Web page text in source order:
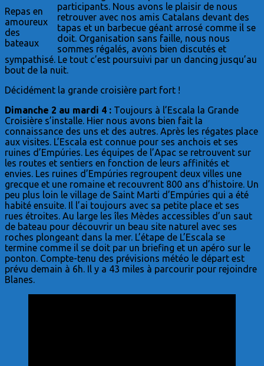
Repas en
amoureux
des
bateaux
participants. Nous avons le plaisir de nous
retrouver avec nos amis Catalans devant des
tapas et un barbecue géant arrosé comme il se
doit. Organisation sans faille, nous nous
sommes régalés, avons bien discutés et
sympathisé. Le tout c’est poursuivi par un dancing jusqu’au
bout de la nuit.
Décidément la grande croisière part fort !
Dimanche 2 au mardi 4 : Toujours à l’Escala la Grande
Croisière s’installe. Hier nous avons bien fait la
connaissance des uns et des autres. Après les régates place
aux visites. L’Escala est connue pour ses anchois et ses
ruines d’Empúries. Les équipes de l’Apac se retrouvent sur
les routes et sentiers en fonction de leurs affinités et
envies. Les ruines d’Empúries regroupent deux villes une
grecque et une romaine et recouvrent 800 ans d’histoire. Un
peu plus loin le village de Saint Marti d’Empúries qui a été
habité ensuite. Il l’ai toujours avec sa petite place et ses
rues étroites. Au large les îles Mèdes accessibles d’un saut
de bateau pour découvrir un beau site naturel avec ses
roches plongeant dans la mer. L’étape de L’Escala se
termine comme il se doit par un briefing et un apéro sur le
ponton. Compte-tenu des prévisions météo le départ est
prévu demain à 6h. Il y a 43 miles à parcourir pour rejoindre
Blanes.